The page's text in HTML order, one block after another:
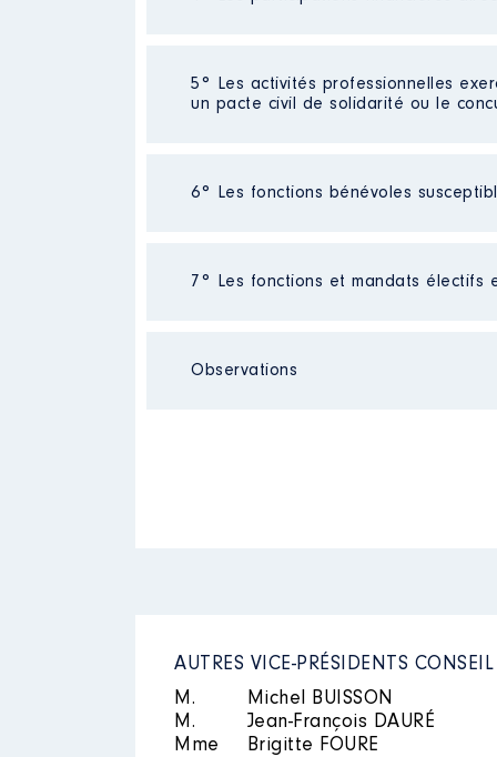
2020
6 000 €
2021
6 000 €
Néant
5° Les activités professionnelles
un pacte civil de solidarité ou le
Néant
6° Les fonctions bénévoles
Néant
7° Les fonctions et mandats électifs
Mandat: vice président
Rémunération ou
Observations
AUTRES VICE-PRÉSIDENTS
M.
Michel BUISSON
M.
Jean-François DAURÉ
Mme
Brigitte FOURE